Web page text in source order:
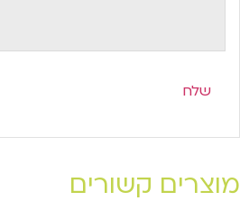
מוצרים קשורים